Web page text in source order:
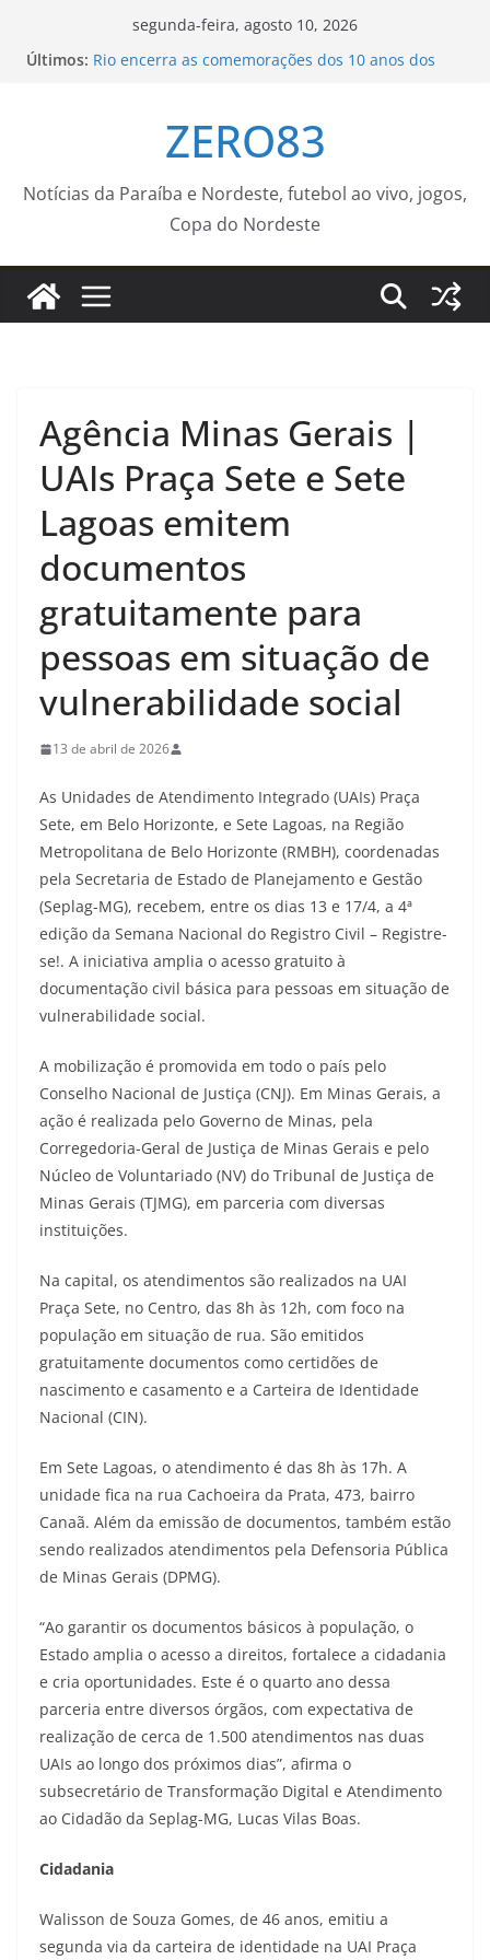
segunda-feira, agosto 10, 2026
Últimos: Rio encerra as comemorações dos 10 anos dos
Jovem falece ao lado da mãe e da avó
Prefeitura entrega Academia da Cidade no bairro
atividade física
Projeto aproxima comunidades de equipamentos
culturais em Salvador
Tapa-Buraco em quase 50 bairros de João Pessoa
ZERO83
Notícias da Paraíba e Nordeste, futebol ao vivo, jogos,
Copa do Nordeste
Agência Minas Gerais |
UAIs Praça Sete e Sete
Lagoas emitem
documentos
gratuitamente para
pessoas em situação de
vulnerabilidade social
13 de abril de 2026
As Unidades de Atendimento Integrado (UAIs) Praça
Sete, em Belo Horizonte, e Sete Lagoas, na Região
Metropolitana de Belo Horizonte (RMBH), coordenadas
pela Secretaria de Estado de Planejamento e Gestão
(Seplag-MG), recebem, entre os dias 13 e 17/4, a 4ª
edição da Semana Nacional do Registro Civil – Registre-
se!. A iniciativa amplia o acesso gratuito à
documentação civil básica para pessoas em situação de
vulnerabilidade social.
A mobilização é promovida em todo o país pelo
Conselho Nacional de Justiça (CNJ). Em Minas Gerais, a
ação é realizada pelo Governo de Minas, pela
Corregedoria-Geral de Justiça de Minas Gerais e pelo
Núcleo de Voluntariado (NV) do Tribunal de Justiça de
Minas Gerais (TJMG), em parceria com diversas
instituições.
Na capital, os atendimentos são realizados na UAI
Praça Sete, no Centro, das 8h às 12h, com foco na
população em situação de rua. São emitidos
gratuitamente documentos como certidões de
nascimento e casamento e a Carteira de Identidade
Nacional (CIN).
Em Sete Lagoas, o atendimento é das 8h às 17h. A
unidade fica na rua Cachoeira da Prata, 473, bairro
Canaã. Além da emissão de documentos, também estão
sendo realizados atendimentos pela Defensoria Pública
de Minas Gerais (DPMG).
“Ao garantir os documentos básicos à população, o
Estado amplia o acesso a direitos, fortalece a cidadania
e cria oportunidades. Este é o quarto ano dessa
parceria entre diversos órgãos, com expectativa de
realização de cerca de 1.500 atendimentos nas duas
UAIs ao longo dos próximos dias”, afirma o
subsecretário de Transformação Digital e Atendimento
ao Cidadão da Seplag-MG, Lucas Vilas Boas.
Cidadania
Walisson de Souza Gomes, de 46 anos, emitiu a
segunda via da carteira de identidade na UAI Praça